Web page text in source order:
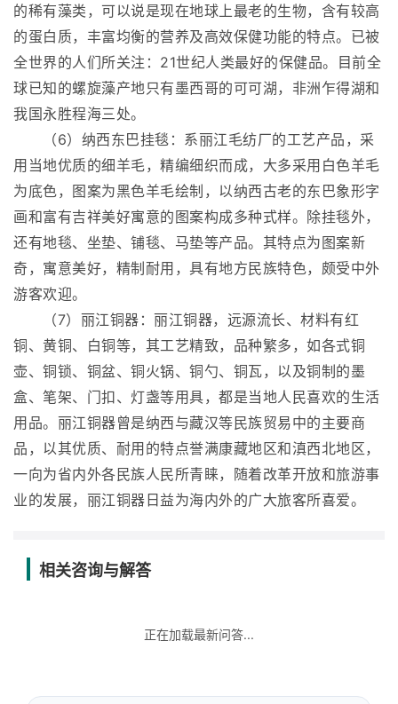
的稀有藻类，可以说是现在地球上最老的生物，含有较高
的蛋白质，丰富均衡的营养及高效保健功能的特点。已被
全世界的人们所关注：21世纪人类最好的保健品。目前全
球已知的螺旋藻产地只有墨西哥的可可湖，非洲乍得湖和
我国永胜程海三处。
（6）纳西东巴挂毯：系丽江毛纺厂的工艺产品，采
用当地优质的细羊毛，精编细织而成，大多采用白色羊毛
为底色，图案为黑色羊毛绘制，以纳西古老的东巴象形字
画和富有吉祥美好寓意的图案构成多种式样。除挂毯外，
还有地毯、坐垫、铺毯、马垫等产品。其特点为图案新
奇，寓意美好，精制耐用，具有地方民族特色，颇受中外
游客欢迎。
（7）丽江铜器：丽江铜器，远源流长、材料有红
铜、黄铜、白铜等，其工艺精致，品种繁多，如各式铜
壶、铜锁、铜盆、铜火锅、铜勺、铜瓦，以及铜制的墨
盒、笔架、门扣、灯盏等用具，都是当地人民喜欢的生活
用品。丽江铜器曾是纳西与藏汉等民族贸易中的主要商
品，以其优质、耐用的特点誉满康藏地区和滇西北地区，
一向为省内外各民族人民所青睐，随着改革开放和旅游事
业的发展，丽江铜器日益为海内外的广大旅客所喜爱。
相关咨询与解答
正在加载最新问答...